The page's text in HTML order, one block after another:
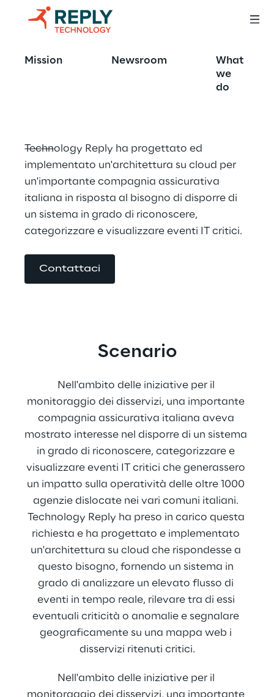
Mission Newsroom
What
we
do
Agency Health
Technology Reply ha progettato ed
implementato un'architettura su cloud per
un'importante compagnia assicurativa
italiana in risposta al bisogno di disporre di
un sistema in grado di riconoscere,
categorizzare e visualizzare eventi IT critici.
Contattaci
Scenario
Nell'ambito delle iniziative per il
monitoraggio dei disservizi, una importante
compagnia assicurativa italiana aveva
mostrato interesse nel disporre di un sistema
in grado di riconoscere, categorizzare e
visualizzare eventi IT critici che generassero
un impatto sulla operatività delle oltre 1000
agenzie dislocate nei vari comuni italiani.
Technology Reply ha preso in carico questa
richiesta e ha progettato e implementato
un'architettura su cloud che rispondesse a
questo bisogno, fornendo un sistema in
grado di analizzare un elevato flusso di
eventi in tempo reale, rilevare tra di essi
eventuali criticità o anomalie e segnalare
geograficamente su una mappa web i
disservizi ritenuti critici.
Nell'ambito delle iniziative per il
monitoraggio dei disservizi, una importante